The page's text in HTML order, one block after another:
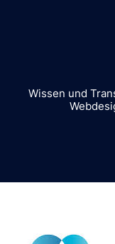
Wissen und